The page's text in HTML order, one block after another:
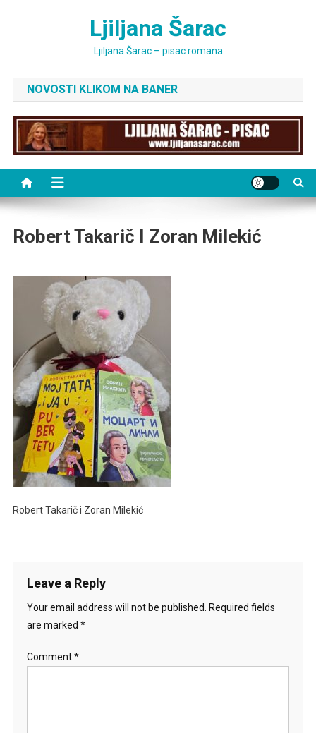
Ljiljana Šarac
Ljiljana Šarac – pisac romana
NOVOSTI KLIKOM NA BANER
Robert Takarič I Zoran Milekić
Robert Takarič i Zoran Milekić
Leave a Reply
Your email address will not be published.
Required fields
are marked *
Comment*